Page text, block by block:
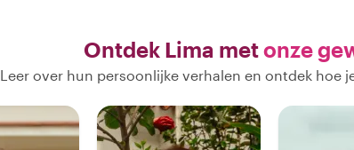
Ontdek Lima metonze
Leer over hun persoonlijke verhalen en ontdek hoe